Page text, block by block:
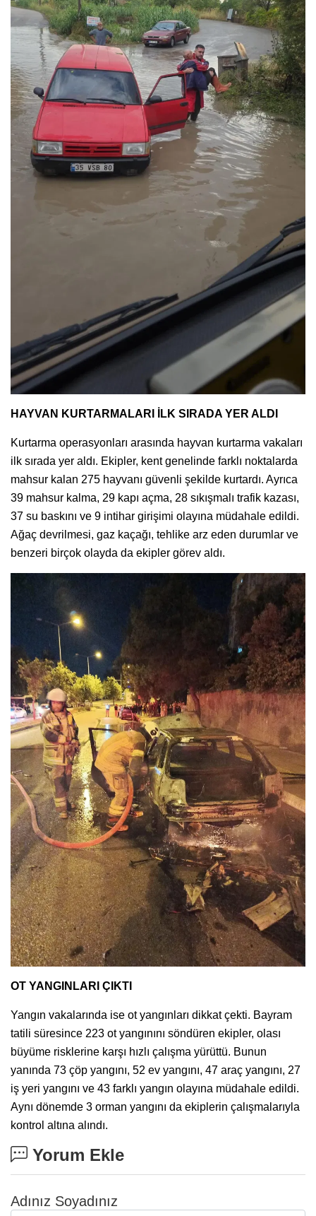
HAYVAN KURTARMALARI İLK SIRADA YER ALDI
Kurtarma operasyonları arasında hayvan kurtarma vakaları
ilk sırada yer aldı. Ekipler, kent genelinde farklı noktalarda
mahsur kalan 275 hayvanı güvenli şekilde kurtardı. Ayrıca
39 mahsur kalma, 29 kapı açma, 28 sıkışmalı trafik kazası,
37 su baskını ve 9 intihar girişimi olayına müdahale edildi.
Ağaç devrilmesi, gaz kaçağı, tehlike arz eden durumlar ve
benzeri birçok olayda da ekipler görev aldı.
OT YANGINLARI ÇIKTI
Yangın vakalarında ise ot yangınları dikkat çekti. Bayram
tatili süresince 223 ot yangınını söndüren ekipler, olası
büyüme risklerine karşı hızlı çalışma yürüttü. Bunun
yanında 73 çöp yangını, 52 ev yangını, 47 araç yangını, 27
iş yeri yangını ve 43 farklı yangın olayına müdahale edildi.
Aynı dönemde 3 orman yangını da ekiplerin çalışmalarıyla
kontrol altına alındı.
Yorum Ekle
Adınız Soyadınız